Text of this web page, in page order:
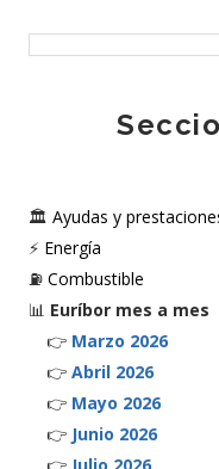
🏛️ Ayudas y
⚡ Energía
⛽ Combustible
📊 Euríbor mes a mes
👉 Marzo 2026
👉 Abril 2026
👉 Mayo 2026
👉 Junio 2026